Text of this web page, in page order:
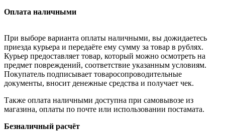
Оплата наличными
При выборе варианта оплаты наличными, вы дожидаетесь
приезда курьера и передаёте ему сумму за товар в рублях.
Курьер предоставляет товар, который можно осмотреть на
предмет повреждений, соответствие указанным условиям.
Покупатель подписывает товаросопроводительные
документы, вносит денежные средства и получает чек.
Также оплата наличными доступна при самовывозе из
магазина, оплаты по почте или использовании постамата.
Безналичный расчёт